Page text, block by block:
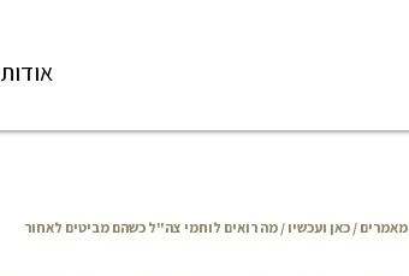
אודות
מאמרים / כאן ועכשיו / מה רואים לוחמי צה"ל כשהם מביטים לאחור